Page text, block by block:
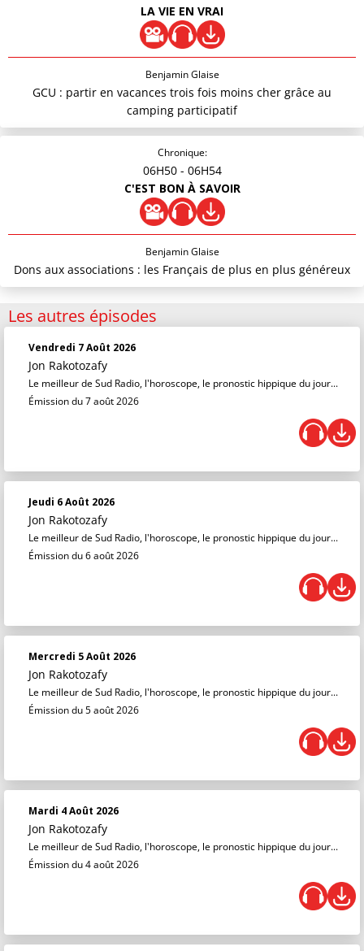
LA VIE EN VRAI
Benjamin Glaise
GCU : partir en vacances trois fois moins cher grâce au
camping participatif
Chronique:
06H50 - 06H54
C'EST BON À SAVOIR
Benjamin Glaise
Dons aux associations : les Français de plus en plus généreux
Les autres épisodes
Vendredi 7 Août 2026
Jon Rakotozafy
Le meilleur de Sud Radio, l'horoscope, le pronostic hippique du jour...
Émission du 7 août 2026
Jeudi 6 Août 2026
Jon Rakotozafy
Le meilleur de Sud Radio, l'horoscope, le pronostic hippique du jour...
Émission du 6 août 2026
Mercredi 5 Août 2026
Jon Rakotozafy
Le meilleur de Sud Radio, l'horoscope, le pronostic hippique du jour...
Émission du 5 août 2026
Mardi 4 Août 2026
Jon Rakotozafy
Le meilleur de Sud Radio, l'horoscope, le pronostic hippique du jour...
Émission du 4 août 2026